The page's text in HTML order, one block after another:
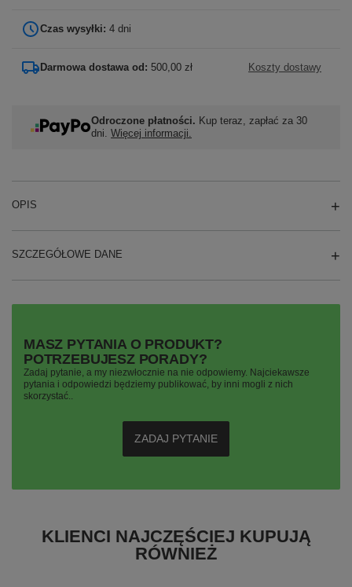
Czas wysyłki: 4 dni
Darmowa dostawa od: 500,00 zł Koszty dostawy
Odroczone płatności. Kup teraz, zapłać za 30
dni. Więcej informacji.
OPIS
SZCZEGÓŁOWE DANE
MASZ PYTANIA O PRODUKT?
POTRZEBUJESZ PORADY?
Zadaj pytanie, a my niezwłocznie na nie odpowiemy. Najciekawsze
pytania i odpowiedzi będziemy publikować, by inni mogli z nich
skorzystać..
ZADAJ PYTANIE
KLIENCI NAJCZĘŚCIEJ KUPUJĄ
RÓWNIEŻ